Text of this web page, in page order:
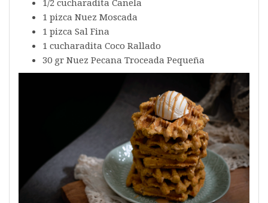
1 pizca Nuez Moscada
1 pizca Sal Fina
1 cucharadita Coco Rallado
30 gr Nuez Pecana Troceada Pequeña